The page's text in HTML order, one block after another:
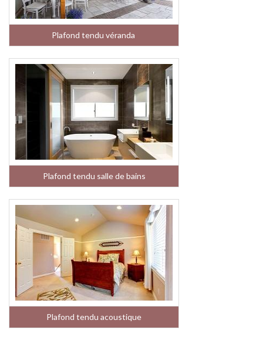
Plafond tendu véranda
Plafond tendu salle de bains
Plafond tendu acoustique